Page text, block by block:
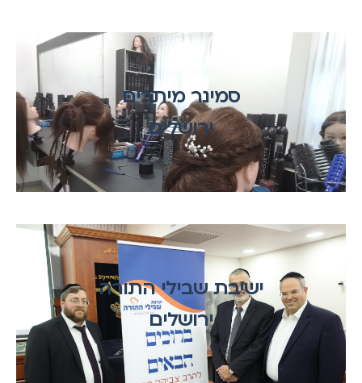
סמינר מיתרים
ירושלים
ישיבת שבילי התורה
ירושלים